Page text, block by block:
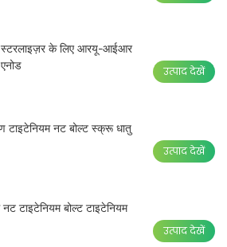
के लिए आरयू-आईआर
उत्पाद देखें
टाइटेनियम नट बोल्ट स्क्रू धातु
उत्पाद देखें
टाइटेनियम बोल्ट टाइटेनियम
उत्पाद देखें